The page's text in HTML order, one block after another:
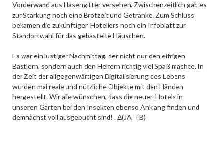
Vorderwand aus Hasengitter versehen. Zwischenzeitlich gab es
zur Stärkung noch eine Brotzeit und Getränke. Zum Schluss
bekamen die zukünftigen Hoteliers noch ein Infoblatt zur
Standortwahl für das gebastelte Häuschen.
Es war ein lustiger Nachmittag, der nicht nur den eifrigen
Bastlern, sondern auch den Helfern richtig viel Spaß machte. In
der Zeit der allgegenwärtigen Digitalisierung des Lebens
wurden mal reale und nützliche Objekte mit den Händen
hergestellt. Wir alle wünschen, dass die neuen Hotels in
unseren Gärten bei den Insekten ebenso Anklang finden und
demnächst voll ausgebucht sind! . Δ(JA, TB)